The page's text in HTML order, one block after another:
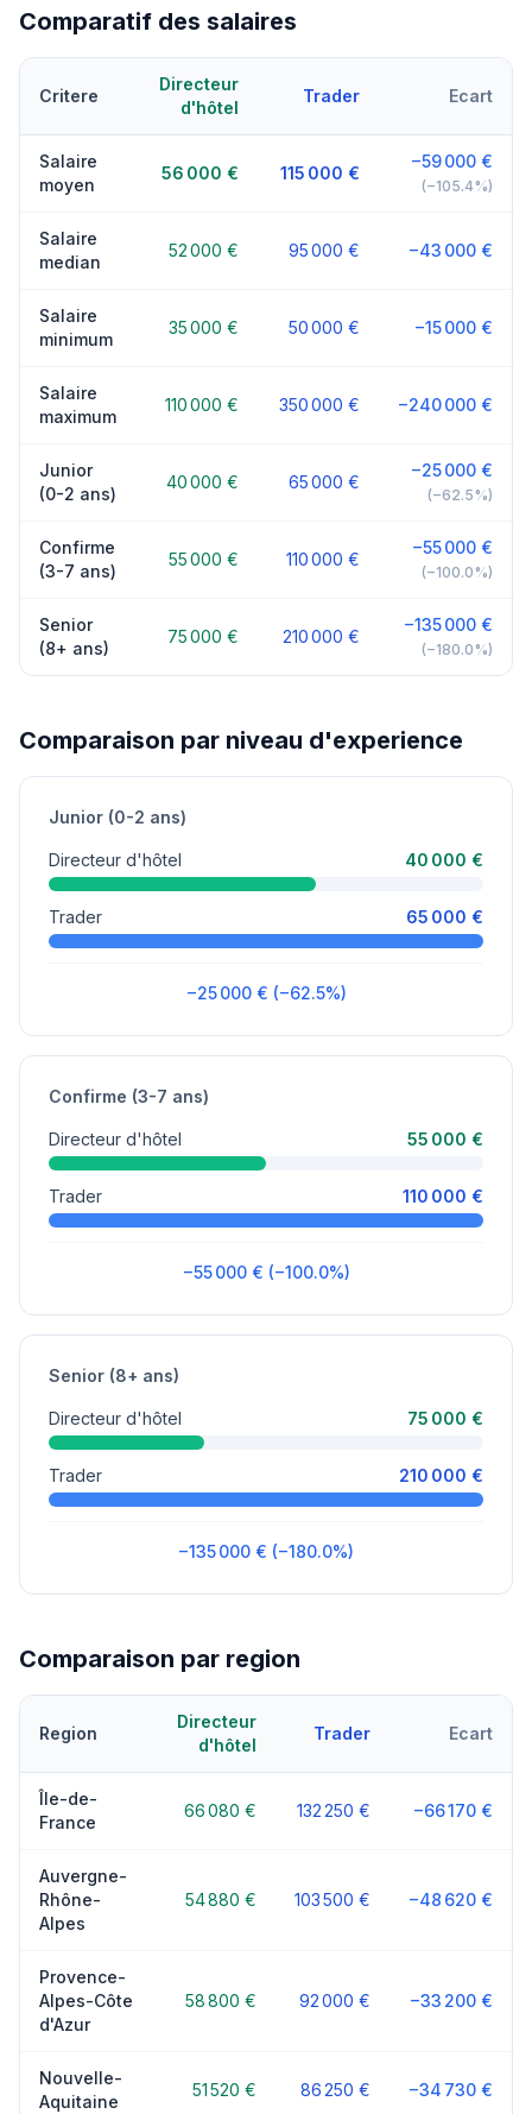
Comparatif des salaires
Critere
Directeur
d'hôtel
Trader Ecart
Salaire
moyen
56 000 € 115 000 €
−59 000 €
(−105.4%)
Salaire
median
52 000 € 95 000 € −43 000 €
Salaire
minimum
35 000 € 50 000 € −15 000 €
Salaire
maximum
110 000 € 350 000 € −240 000 €
Junior
(0-2 ans)
40 000 € 65 000 €
−25 000 €
(−62.5%)
Confirme
(3-7 ans)
55 000 € 110 000 €
−55 000 €
(−100.0%)
Senior
(8+ ans)
75 000 € 210 000 €
−135 000 €
(−180.0%)
Comparaison par niveau d'experience
Junior (0-2 ans)
Directeur d'hôtel 40 000 €
Trader 65 000 €
−25 000 € (−62.5%)
Confirme (3-7 ans)
Directeur d'hôtel 55 000 €
Trader 110 000 €
−55 000 € (−100.0%)
Senior (8+ ans)
Directeur d'hôtel 75 000 €
Trader 210 000 €
−135 000 € (−180.0%)
Comparaison par region
Region
Directeur
d'hôtel
Trader Ecart
Île-de-
France
66 080 € 132 250 € −66 170 €
Auvergne-
Rhône-
Alpes
54 880 € 103 500 € −48 620 €
Provence-
Alpes-Côte
d'Azur
58 800 € 92 000 € −33 200 €
Nouvelle-
Aquitaine
51 520 € 86 250 € −34 730 €